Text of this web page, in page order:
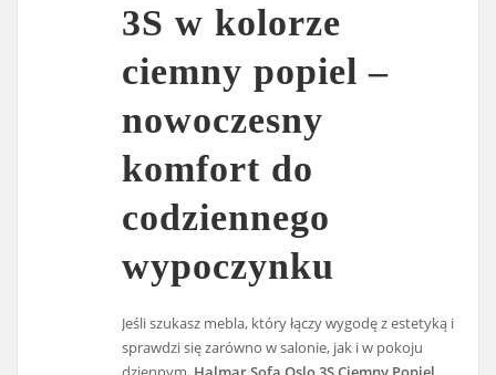
3S w kolorze
ciemny popiel –
nowoczesny
komfort do
codziennego
wypoczynku
Jeśli szukasz mebla, który łączy wygodę z estetyką i
sprawdzi się zarówno w salonie, jak i w pokoju